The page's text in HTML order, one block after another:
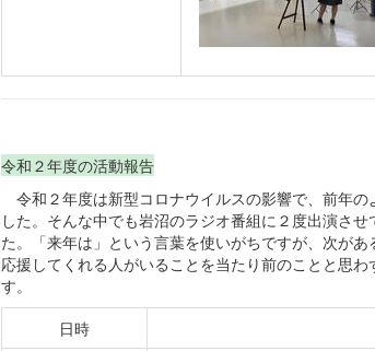
令和２年度の活動報告
令和２年度は新型コロナウイルスの影響で、前年
した。そんな中でも岩沼のラジオ番組に２度出演さ
た。「来年は」という言葉を使いがちですが、次が
応援してくれる人がいることを当たり前のことと思
す。
日時